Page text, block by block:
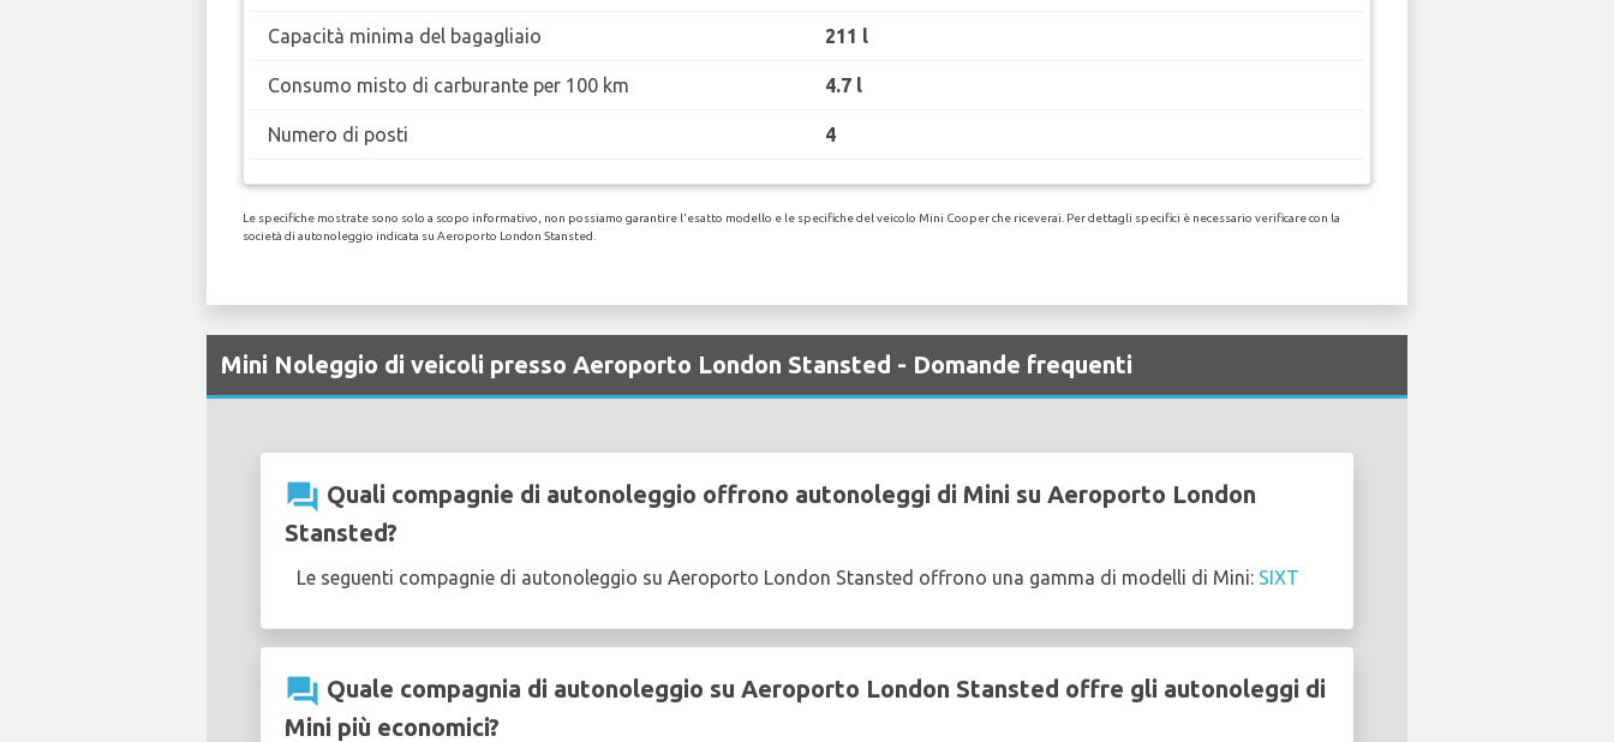
Capacità minima del bagagliaio 211 l
Consumo misto di carburante per 100 km 4.7 l
Numero di posti 4
Le specifiche mostrate sono solo a scopo informativo, non possiamo garantire l'esatto modello e le specifiche del veicolo Mini Cooper che riceverai. Per dettagli specifici è necessario verificare con la
società di autonoleggio indicata su Aeroporto London Stansted.
Mini Noleggio di veicoli presso Aeroporto London Stansted - Domande frequenti
question_answer Quali compagnie di autonoleggio offrono autonoleggi di Mini su Aeroporto London
Stansted?
Le seguenti compagnie di autonoleggio su Aeroporto London Stansted offrono una gamma di modelli di Mini: SIXT
question_answer Quale compagnia di autonoleggio su Aeroporto London Stansted offre gli autonoleggi di
Mini più economici?